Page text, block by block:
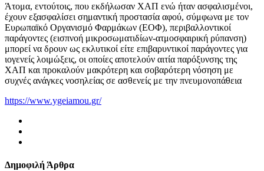
Άτομα, εντούτοις, που εκδήλωσαν ΧΑΠ ενώ ήταν ασφαλισμένοι,
έχουν εξασφαλίσει σημαντική προστασία αφού, σύμφωνα με τον
Ευρωπαϊκό Οργανισμό Φαρμάκων (ΕΟΦ), περιβαλλοντικοί
παράγοντες (εισπνοή μικροσωματιδίων-ατμοσφαιρική ρύπανση)
μπορεί να δρουν ως εκλυτικοί είτε επιβαρυντικοί παράγοντες για
ιογενείς λοιμώξεις, οι οποίες αποτελούν αιτία παρόξυνσης της
ΧΑΠ και προκαλούν μακρότερη και σοβαρότερη νόσηση με
συχνές ανάγκες νοσηλείας σε ασθενείς με την πνευμονοπάθεια
https://www.ygeiamou.gr/
Δημοφιλή Άρθρα